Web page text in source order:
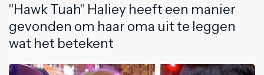
"Hawk Tuah" Haliey heeft een manier
gevonden om haar oma uit te leggen
wat het betekent